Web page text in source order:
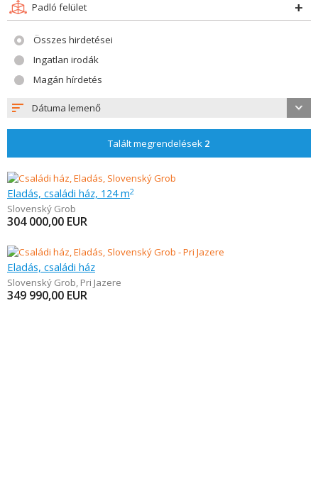
Padló felület
Összes hirdetései
Ingatlan irodák
Magán hírdetés
Dátuma lemenő
Talált megrendelések 2
Eladás, családi ház, 124 m2
Slovenský Grob
304 000,00 EUR
Eladás, családi ház
Slovenský Grob, Pri Jazere
349 990,00 EUR